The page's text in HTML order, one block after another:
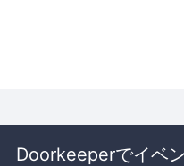
Doorkeeperでイベ